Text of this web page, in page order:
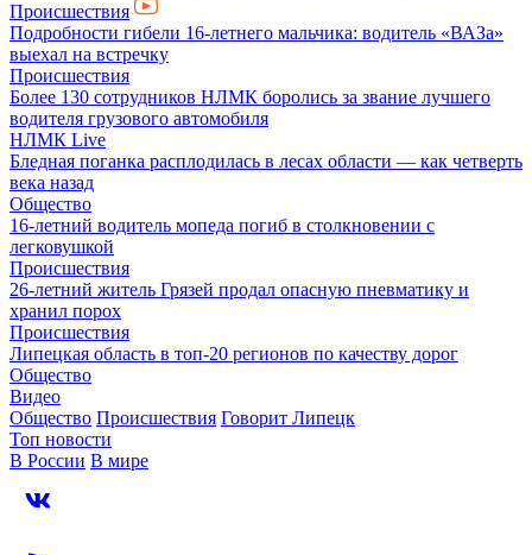
Происшествия
Подробности гибели 16-летнего мальчика: водитель «ВАЗа»
выехал на встречку
Происшествия
Более 130 сотрудников НЛМК боролись за звание лучшего
водителя грузового автомобиля
НЛМК Live
Бледная поганка расплодилась в лесах области — как четверть
века назад
Общество
16-летний водитель мопеда погиб в столкновении с
легковушкой
Происшествия
26-летний житель Грязей продал опасную пневматику и
хранил порох
Происшествия
Липецкая область в топ-20 регионов по качеству дорог
Общество
Видео
Общество Происшествия Говорит Липецк
Топ новости
В России В мире